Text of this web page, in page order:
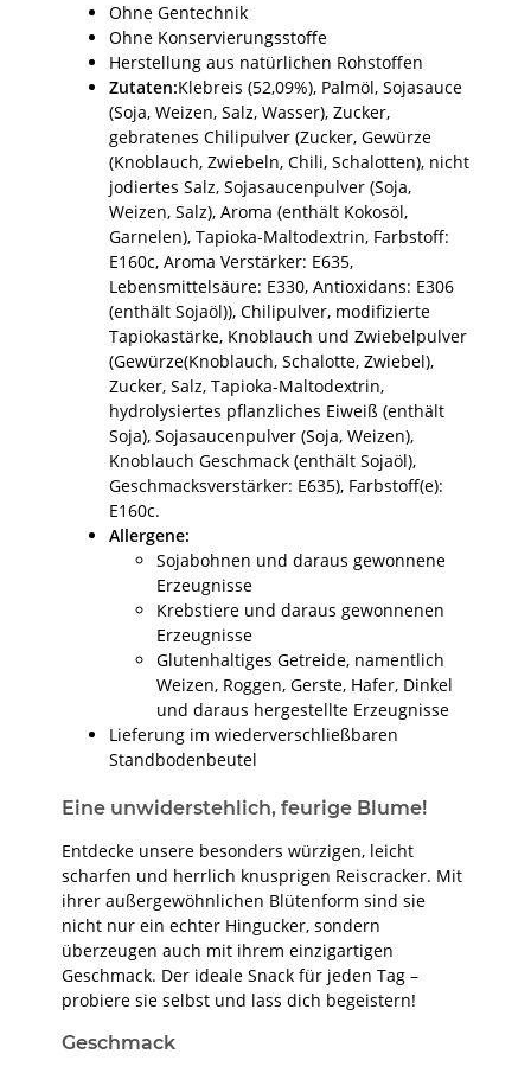
Ohne Gentechnik
Ohne Konservierungsstoffe
Herstellung aus natürlichen Rohstoffen
Zutaten:Klebreis (52,09%), Palmöl, Sojasauce
(Soja, Weizen, Salz, Wasser), Zucker,
gebratenes Chilipulver (Zucker, Gewürze
(Knoblauch, Zwiebeln, Chili, Schalotten), nicht
jodiertes Salz, Sojasaucenpulver (Soja,
Weizen, Salz), Aroma (enthält Kokosöl,
Garnelen), Tapioka-Maltodextrin, Farbstoff:
E160c, Aroma Verstärker: E635,
Lebensmittelsäure: E330, Antioxidans: E306
(enthält Sojaöl)), Chilipulver, modifizierte
Tapiokastärke, Knoblauch und Zwiebelpulver
(Gewürze(Knoblauch, Schalotte, Zwiebel),
Zucker, Salz, Tapioka-Maltodextrin,
hydrolysiertes pflanzliches Eiweiß (enthält
Soja), Sojasaucenpulver (Soja, Weizen),
Knoblauch Geschmack (enthält Sojaöl),
Geschmacksverstärker: E635), Farbstoff(e):
E160c.
Allergene:
Sojabohnen und daraus gewonnene
Erzeugnisse
Krebstiere und daraus gewonnenen
Erzeugnisse
Glutenhaltiges Getreide, namentlich
Weizen, Roggen, Gerste, Hafer, Dinkel
und daraus hergestellte Erzeugnisse
Lieferung im wiederverschließbaren
Standbodenbeutel
Eine unwiderstehlich, feurige Blume!
Entdecke unsere besonders würzigen, leicht
scharfen und herrlich knusprigen Reiscracker. Mit
ihrer außergewöhnlichen Blütenform sind sie
nicht nur ein echter Hingucker, sondern
überzeugen auch mit ihrem einzigartigen
Geschmack. Der ideale Snack für jeden Tag –
probiere sie selbst und lass dich begeistern!
Geschmack